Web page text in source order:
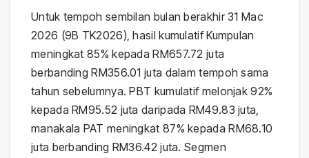
Untuk tempoh sembilan bulan berakhir 31 Mac
2026 (9B TK2026), hasil kumulatif Kumpulan
meningkat 85% kepada RM657.72 juta
berbanding RM356.01 juta dalam tempoh sama
tahun sebelumnya. PBT kumulatif melonjak 92%
kepada RM95.52 juta daripada RM49.83 juta,
manakala PAT meningkat 87% kepada RM68.10
juta berbanding RM36.42 juta. Segmen